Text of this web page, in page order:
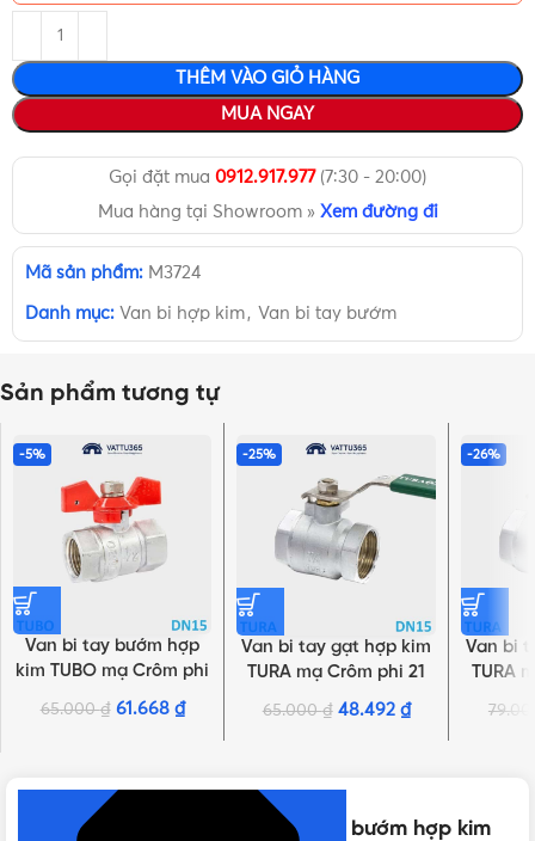
THÊM VÀO GIỎ HÀNG
MUA NGAY
Gọi đặt mua 0912.917.977(7:30 - 20:00)
Mua hàng tại Showroom » Xem đường đi
Mã sản phẩm: M3724
Danh mục: Van bi hợp kim, Van bi tay bướm
Sản phẩm tương tự
-5%
Van bi tay bướm hợp
kim TUBO mạ Crôm phi
21 DN15 | Chính hãng
Minh Hòa
65.000₫ 61.668 ₫
-25%
Van bi tay gạt hợp kim
TURA mạ Crôm phi 21
DN15 | Chính hãng Minh
Hòa
65.000₫ 48.492 ₫
-26%
Van bi
TURA
Thông số kỹ thuật của Van bi tay bướm hợp kim
NHẤN ĐỂ XEM TIẾP (THU GỌN)